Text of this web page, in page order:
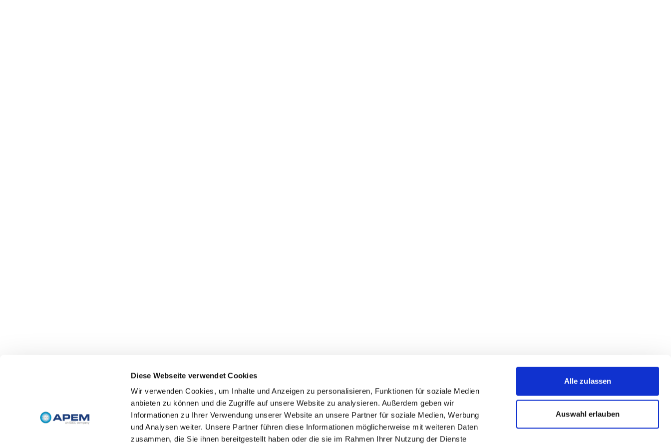
Diese Webseite verwendet Cookies
Wir verwenden Cookies, um Inhalte und Anzeigen zu personalisieren, Funktionen für soziale Medien
anbieten zu können und die Zugriffe auf unsere Website zu analysieren. Außerdem geben wir
Informationen zu Ihrer Verwendung unserer Website an unsere Partner für soziale Medien, Werbung
und Analysen weiter. Unsere Partner führen diese Informationen möglicherweise mit weiteren Daten
zusammen, die Sie ihnen bereitgestellt haben oder die sie im Rahmen Ihrer Nutzung der Dienste
Alle zulassen
Auswahl erlauben